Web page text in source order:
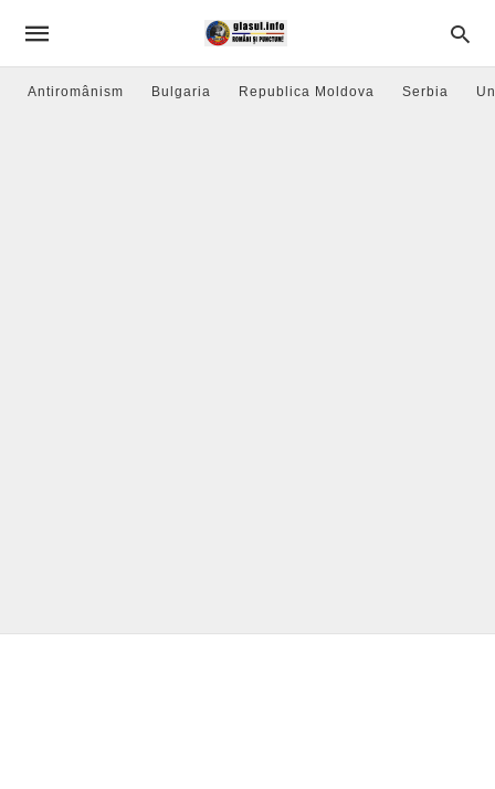
Antiromânism Bulgaria Republica Moldova Serbia